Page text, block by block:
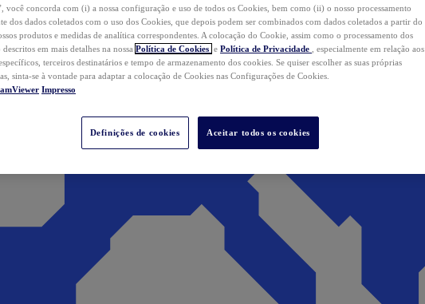
você concorda com (i) a nossa configuração e uso de todos os Cookies, bem como (ii) o nosso processamento
dos dados coletados com o uso dos Cookies, que depois podem ser combinados com dados coletados a partir do
produtos e medidas de analítica correspondentes. A colocação do Cookie, assim como o processamento dos
descritos em mais detalhes na nossa Política de Cookies e Política de Privacidade
, especialmente em relação aos
terceiros destinatários e tempo de armazenamento dos cookies. Se quiser escolher as suas próprias
sinta-se à vontade para adaptar a colocação de Cookies nas Configurações de Cookies.
Impresso
Definições de cookies Aceitar todos os cookies